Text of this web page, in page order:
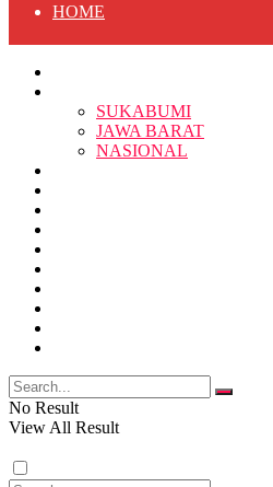
HOME
SUKABUMI
PENDIDIKAN
SUKABUMI
JAWA BARAT
NASIONAL
No Result
View All Result